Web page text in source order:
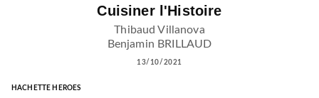
Cuisiner l'Histoire
Thibaud Villanova
Benjamin BRILLAUD
13/10/2021
HACHETTE HEROES